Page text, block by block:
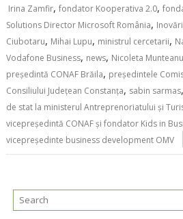
Irina Zamfir,fondator Kooperativa 2.0,
Solutions Director Microsoft România,
Ciubotaru, Mihai Lupu, ministrul cercetarii,
Vodafone Business, news, Nicoleta Munteanu
președintă CONAF Brăila, președintele
Consiliului Județean Constanța, sabin sarmas,
de stat la ministerul Antreprenoriatului și
vicepreședintă CONAF și fondator Kids in
vicepreședinte business development OMV